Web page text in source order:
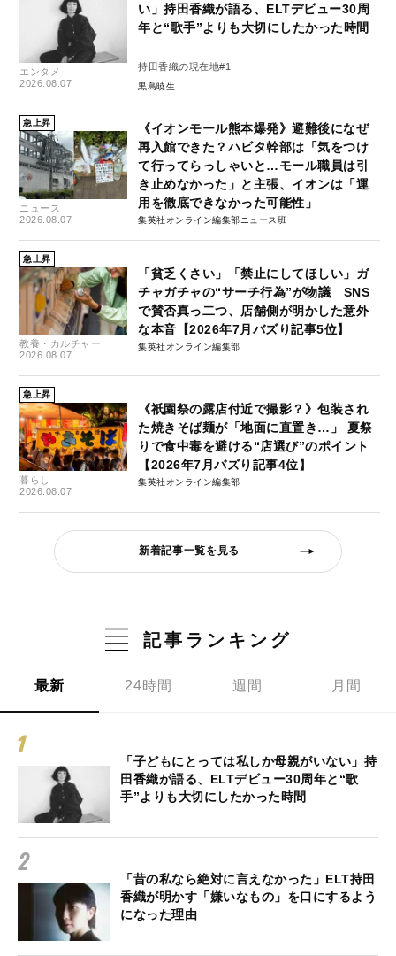
エンタメ
2026.08.07
い」持田香織が語る、ELTデビュー30周
年と“歌手”よりも大切にしたかった時間
持田香織の現在地#1
黒島暁生
急上昇
ニュース
2026.08.07
《イオンモール熊本爆発》避難後になぜ
再入館できた？ハビタ幹部は「気をつけ
て行ってらっしゃいと…モール職員は引
き止めなかった」と主張、イオンは「運
用を徹底できなかった可能性」
集英社オンライン編集部ニュース班
急上昇
教養・カルチャー
2026.08.07
「貧乏くさい」「禁止にしてほしい」ガ
チャガチャの“サーチ行為”が物議 SNS
で賛否真っ二つ、店舗側が明かした意外
な本音【2026年7月バズり記事5位】
集英社オンライン編集部
急上昇
暮らし
2026.08.07
《祇園祭の露店付近で撮影？》包装され
た焼きそば麺が「地面に直置き…」 夏祭
りで食中毒を避ける“店選び”のポイント
【2026年7月バズり記事4位】
集英社オンライン編集部
新着記事一覧を見る
記事ランキング
最新 24時間 週間 月間
「子どもにとっては私しか母親がいない」持
田香織が語る、ELTデビュー30周年と“歌
手”よりも大切にしたかった時間
「昔の私なら絶対に言えなかった」ELT持田
香織が明かす「嫌いなもの」を口にするよう
になった理由